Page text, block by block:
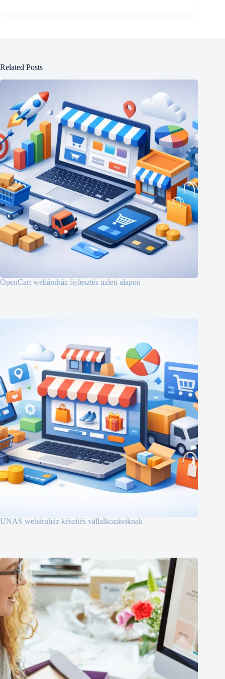
Related Posts
OpenCart webáruház fejlesztés üzleti alapon
UNAS webáruház készítés vállalkozásoknak